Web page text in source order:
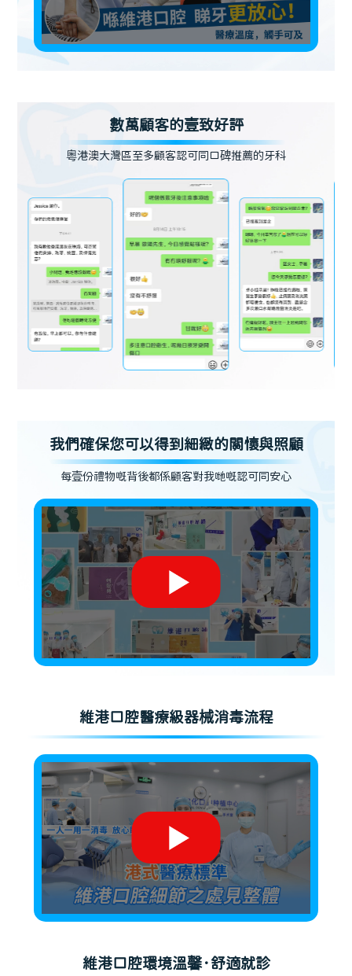
數萬顧客的壹致好評
粵港澳大灣區至多顧客認可同口碑推薦的牙科
我們確保您可以得到細緻的關懷與照顧
每壹份禮物嘅背後都係顧客對我哋嘅認可同安心
維港口腔醫療級器械消毒流程
維港口腔環境溫馨·舒適就診